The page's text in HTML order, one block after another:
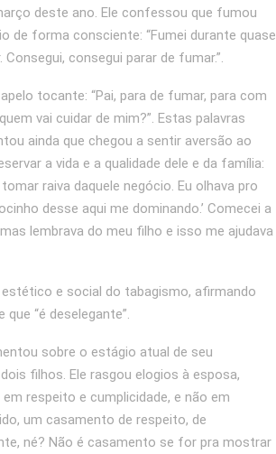
deste ano. Ele confessou que fumou
de forma consciente: “Fumei durante quase
consegui parar de fumar.”.
tocante: “Pai, para de fumar, para com
vai cuidar de mim?”. Estas palavras
ainda que chegou a sentir aversão ao
a vida e a qualidade dele e da família:
raiva daquele negócio. Eu olhava pro
desse aqui me dominando.’ Comecei a
lembrava do meu filho e isso me ajudava
e social do tabagismo, afirmando
“é deselegante”.
sobre o estágio atual de seu
filhos. Ele rasgou elogios à esposa,
respeito e cumplicidade, e não em
um casamento de respeito, de
né? Não é casamento se for pra mostrar